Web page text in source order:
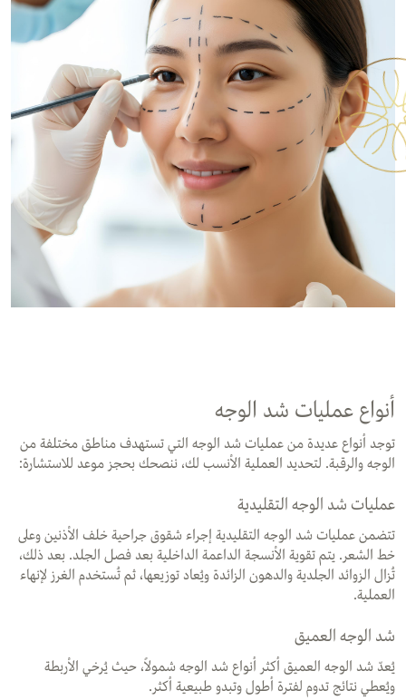
أنواع عمليات شد الوجه
توجد أنواع عديدة من عمليات شد الوجه التي تستهدف مناطق مختلفة من
الوجه والرقبة. لتحديد العملية الأنسب لك، ننصحك بحجز موعد للاستشارة:
عمليات شد الوجه التقليدية
تتضمن عمليات شد الوجه التقليدية إجراء شقوق جراحية خلف الأذنين وعلى
خط الشعر. يتم تقوية الأنسجة الداعمة الداخلية بعد فصل الجلد. بعد ذلك،
تُزال الزوائد الجلدية والدهون الزائدة ويُعاد توزيعها، ثم تُستخدم الغرز لإنهاء
العملية.
شد الوجه العميق
يُعدّ شد الوجه العميق أكثر أنواع شد الوجه شمولاً، حيث يُرخي الأربطة
ويُعطي نتائج تدوم لفترة أطول وتبدو طبيعية أكثر.